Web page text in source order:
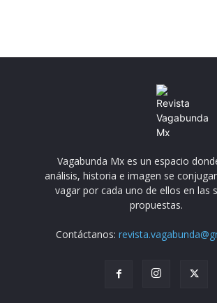
Vagabunda Mx es un espacio
análisis, historia e imagen se
vagar por cada uno de ellos en las
propuestas.
Contáctanos: